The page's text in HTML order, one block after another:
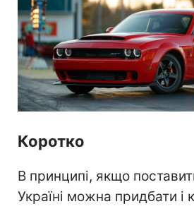
Коротко
В принципі, якщо
Україні можна придбати і